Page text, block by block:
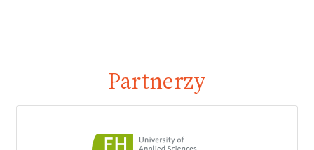
Partnerzy